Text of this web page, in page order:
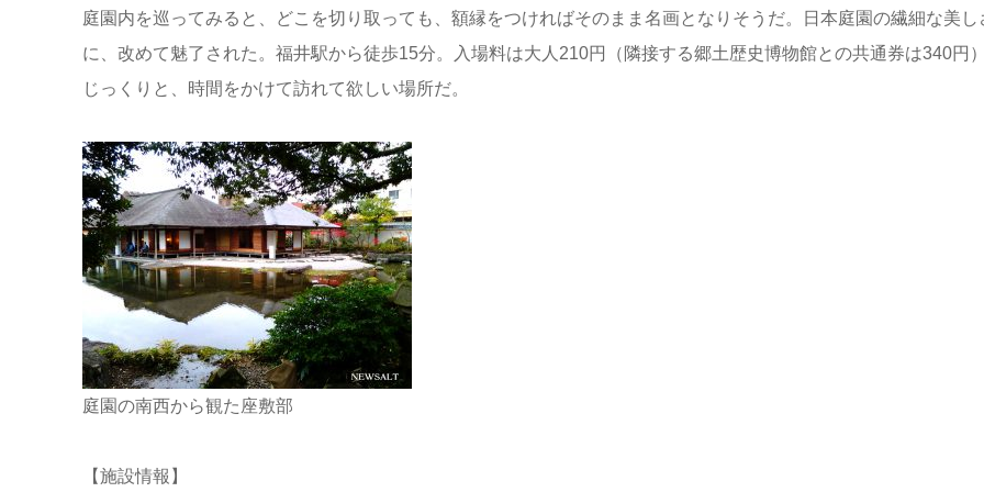
庭園内を巡ってみると、どこを切り取っても、額縁をつければそのまま名画となりそうだ。日本庭園の繊細な美し
に、改めて魅了された。福井駅から徒歩15分。入場料は大人210円（隣接する郷土歴史博物館との共通券は340円
じっくりと、時間をかけて訪れて欲しい場所だ。
庭園の南西から観た座敷部
【施設情報】